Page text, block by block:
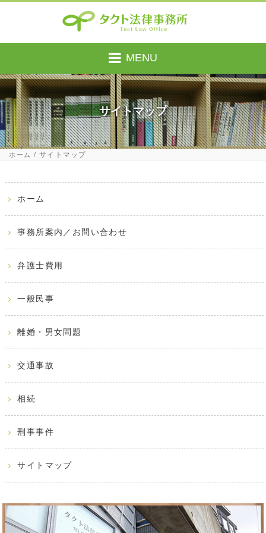
MENU
サイトマップ
ホーム サイトマップ
ホーム
事務所案内／お問い合わせ
弁護士費用
一般民事
離婚・男女問題
交通事故
相続
刑事事件
サイトマップ